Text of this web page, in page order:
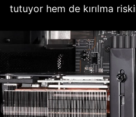
tutuyor hem de kırılma